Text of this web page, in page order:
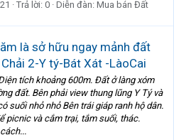
Trả lời: 0 Diễn đàn: Mua bán Đất
là sở hữu ngay mảnh đất
2-Y tý-Bát Xát -LàoCai
tích khoảng 600m. Đất ở làng xóm
đất. Bên phải view thung lũng Y Tý và
suối nhỏ nhỏ Bên trái giáp ranh hộ dân.
picnic và cắm trại, tắm suối, thác.